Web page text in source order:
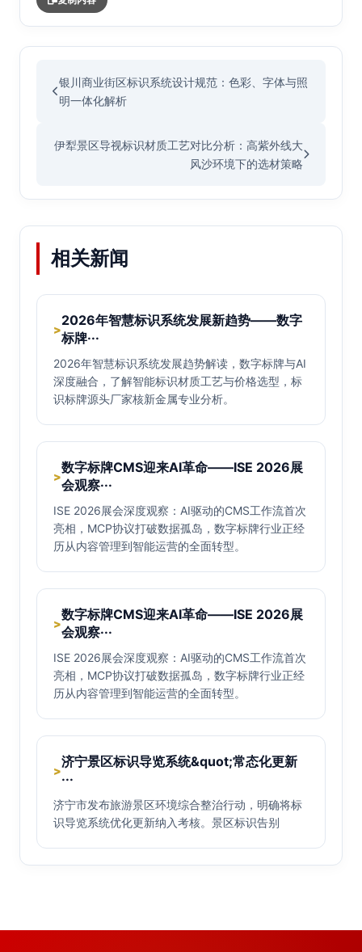
银川商业街区标识系统设计规范：色彩、字体与照
明一体化解析
伊犁景区导视标识材质工艺对比分析：高紫外线大
风沙环境下的选材策略
相关新闻
>
2026年智慧标识系统发展新趋势——数字
标牌···
2026年智慧标识系统发展趋势解读，数字标牌与AI
深度融合，了解智能标识材质工艺与价格选型，标
识标牌源头厂家核新金属专业分析。
>
数字标牌CMS迎来AI革命——ISE 2026展
会观察···
ISE 2026展会深度观察：AI驱动的CMS工作流首次
亮相，MCP协议打破数据孤岛，数字标牌行业正经
历从内容管理到智能运营的全面转型。
>
数字标牌CMS迎来AI革命——ISE 2026展
会观察···
ISE 2026展会深度观察：AI驱动的CMS工作流首次
亮相，MCP协议打破数据孤岛，数字标牌行业正经
历从内容管理到智能运营的全面转型。
>
济宁景区标识导览系统&quot;常态化更新
···
济宁市发布旅游景区环境综合整治行动，明确将标
识导览系统优化更新纳入考核。景区标识告别